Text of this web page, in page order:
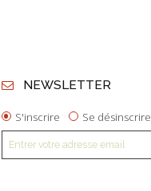
NEWSLETTER
S'inscrire Se désinscrire